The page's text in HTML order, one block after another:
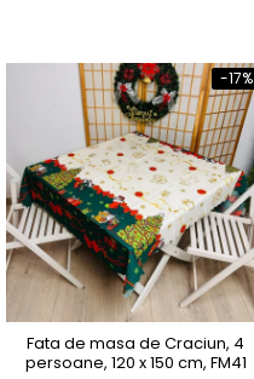
-17%
Fata de masa de Craciun, 4
persoane, 120 x 150 cm, FM41